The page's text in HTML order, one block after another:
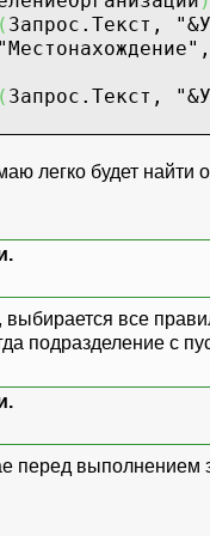
( Запрос.Текст,
"Местонахождение"
( Запрос.Текст,
легко будет найти
все
подразделение с
перед